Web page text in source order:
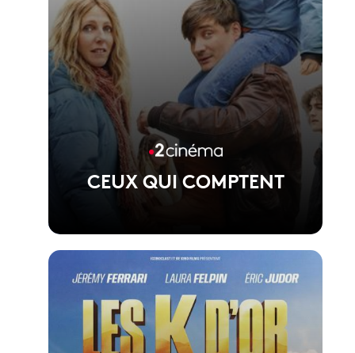
CEUX QUI COMPTENT
Film de Jean-Baptiste Leonetti
Voir la fiche du film